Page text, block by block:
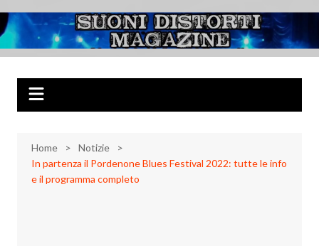
al
contenuto
Suoni Distorti
Magazine
Musica Rock, Metal, Punk e varie sonorità alternative
Home
Notizie
In partenza il Pordenone Blues Festival 2022: tutte le info
e il programma completo